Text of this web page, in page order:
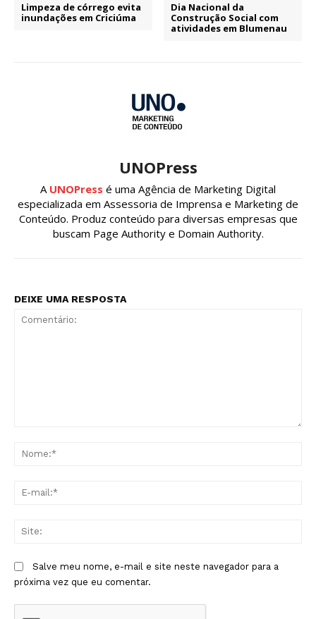
Limpeza de córrego evita
inundações em Criciúma
Dia Nacional da
Construção Social com
atividades em Blumenau
UNOPress
A UNOPress é uma Agência de Marketing Digital
especializada em Assessoria de Imprensa e Marketing de
Conteúdo. Produz conteúdo para diversas empresas que
buscam Page Authority e Domain Authority.
DEIXE UMA RESPOSTA
Salve meu nome, e-mail e site neste navegador para a
próxima vez que eu comentar.